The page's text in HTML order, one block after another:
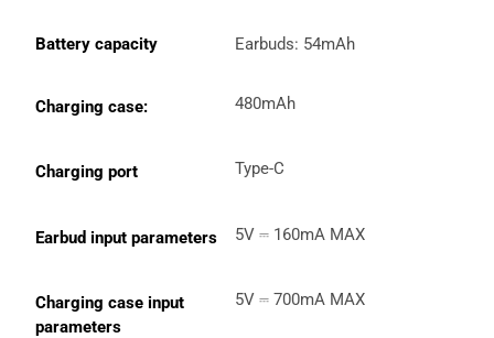
Battery capacity Earbuds: 54mAh
Charging case: 480mAh
Charging port Type-C
Earbud input parameters 5V ⎓ 160mA MAX
Charging case input
parameters
5V ⎓ 700mA MAX